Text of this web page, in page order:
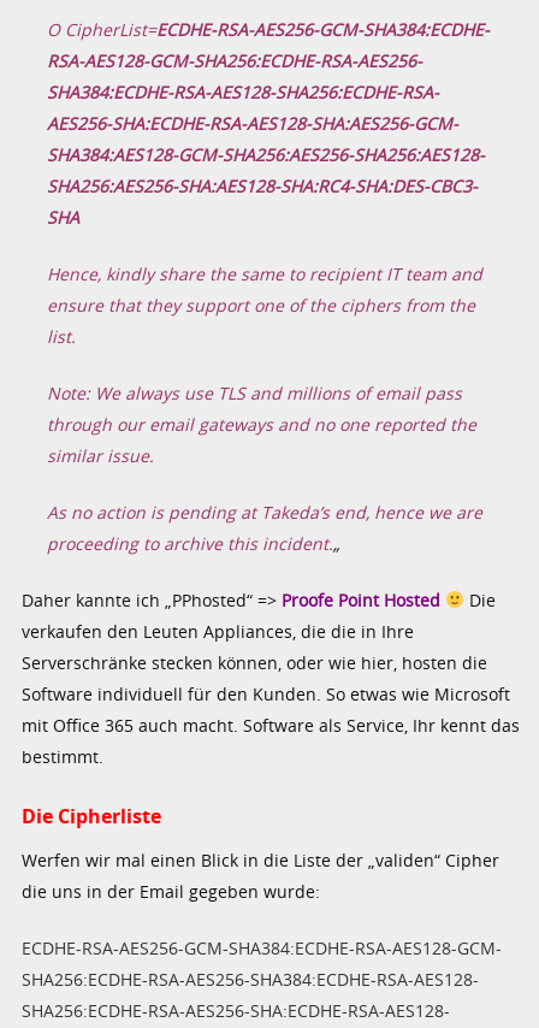
O CipherList=ECDHE-RSA-AES256-GCM-SHA384:ECDHE-
RSA-AES128-GCM-SHA256:ECDHE-RSA-AES256-
SHA384:ECDHE-RSA-AES128-SHA256:ECDHE-RSA-
AES256-SHA:ECDHE-RSA-AES128-SHA:AES256-GCM-
SHA384:AES128-GCM-SHA256:AES256-SHA256:AES128-
SHA256:AES256-SHA:AES128-SHA:RC4-SHA:DES-CBC3-
SHA
Hence, kindly share the same to recipient IT team and
ensure that they support one of the ciphers from the
list.
Note: We always use TLS and millions of email pass
through our email gateways and no one reported the
similar issue.
As no action is pending at Takeda’s end, hence we are
proceeding to archive this incident.„
Daher kannte ich „PPhosted“ => Proofe Point Hosted
Die
verkaufen den Leuten Appliances, die die in Ihre
Serverschränke stecken können, oder wie hier, hosten die
Software individuell für den Kunden. So etwas wie Microsoft
mit Office 365 auch macht. Software als Service, Ihr kennt das
bestimmt.
Die Cipherliste
Werfen wir mal einen Blick in die Liste der „validen“ Cipher
die uns in der Email gegeben wurde:
ECDHE-RSA-AES256-GCM-SHA384:ECDHE-RSA-AES128-GCM-
SHA256:ECDHE-RSA-AES256-SHA384:ECDHE-RSA-AES128-
SHA256:ECDHE-RSA-AES256-SHA:ECDHE-RSA-AES128-